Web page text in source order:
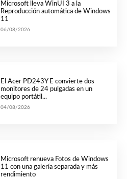
Microsoft lleva WinUI 3 a la
Reproducción automática de Windows
11
06/08/2026
El Acer PD243Y E convierte dos
monitores de 24 pulgadas en un
equipo portátil...
04/08/2026
Microsoft renueva Fotos de Windows
11 con una galería separada y más
rendimiento